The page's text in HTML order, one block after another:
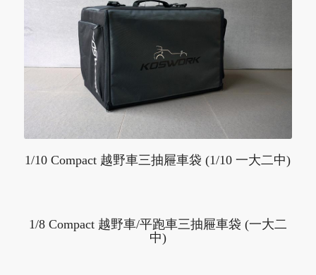
1/10 Compact 越野車三抽屜車袋 (1/10 一大二中)
1/8 Compact 越野車/平跑車三抽屜車袋 (一大二
中)